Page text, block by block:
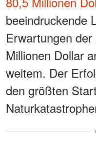
beeindruckende
Erwartungen
Millionen Dollar
weitem. Der
den größten